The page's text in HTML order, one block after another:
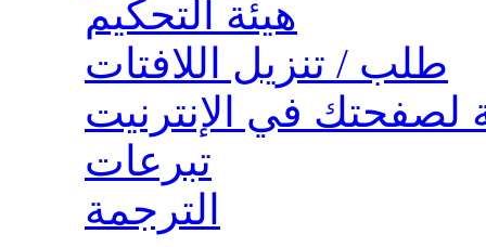
هيئة التحكيم
طلب / تنزيل اللافتات
لصفحتك في الإنترنيت
تبرعات
الترجمة